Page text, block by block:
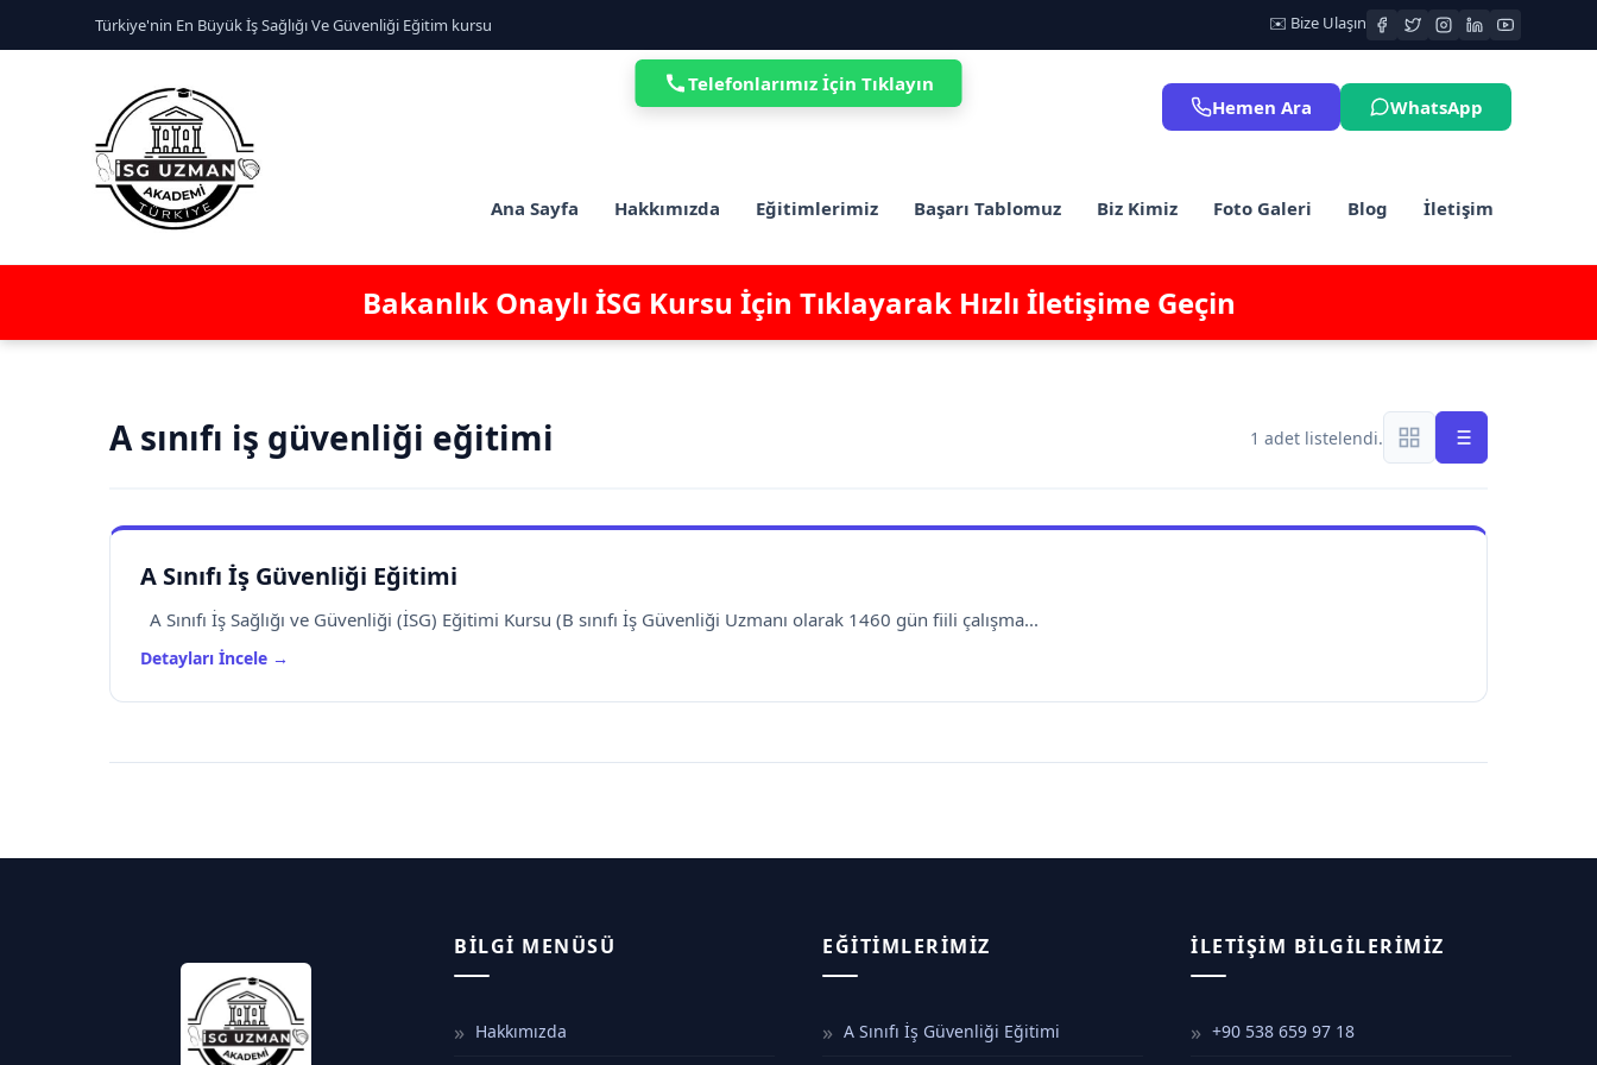
Türkiye'nin En Büyük İş Sağlığı Ve Güvenliği Eğitim kursu ✉️ Bize Ulaşın
Ana Sayfa Hakkımızda Eğitimlerimiz Başarı Tablomuz Biz Kimiz Foto Galeri Blog İletişim
Hemen Ara WhatsApp
Bakanlık Onaylı İSG Kursu İçin Tıklayarak Hızlı İletişime Geçin
A sınıfı iş güvenliği eğitimi 1 adet listelendi.
A Sınıfı İş Güvenliği Eğitimi
A Sınıfı İş Sağlığı ve Güvenliği (İSG) Eğitimi Kursu (B sınıfı İş Güvenliği Uzmanı olarak 1460 gün fiili çalışma...
Detayları İncele →
Telefonlarımız İçin Tıklayın
BILGI MENÜSÜ
Hakkımızda
EĞITIMLERIMIZ
A Sınıfı İş Güvenliği Eğitimi
İLETIŞIM BILGILERIMIZ
+90 538 659 97 18